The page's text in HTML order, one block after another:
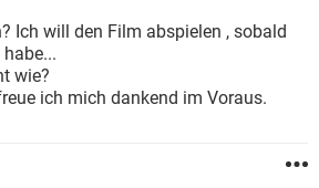
INSTAGRAM
HARDWARE
Ich will den Film abspielen , sobald
wie?
ich mich dankend im Voraus.